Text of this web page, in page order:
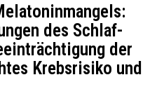
des Schlaf-
der
Krebsrisiko und